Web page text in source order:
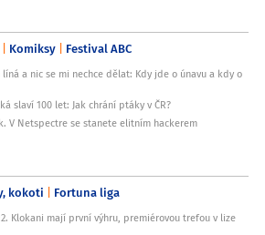
Komiksy Festival ABC
a nic se mi nechce dělat: Kdy jde o únavu a kdy o
slaví 100 let: Jak chrání ptáky v ČR?
V Netspectre se stanete elitním hackerem
kokoti Fortuna liga
Klokani mají první výhru, premiérovou trefou v lize